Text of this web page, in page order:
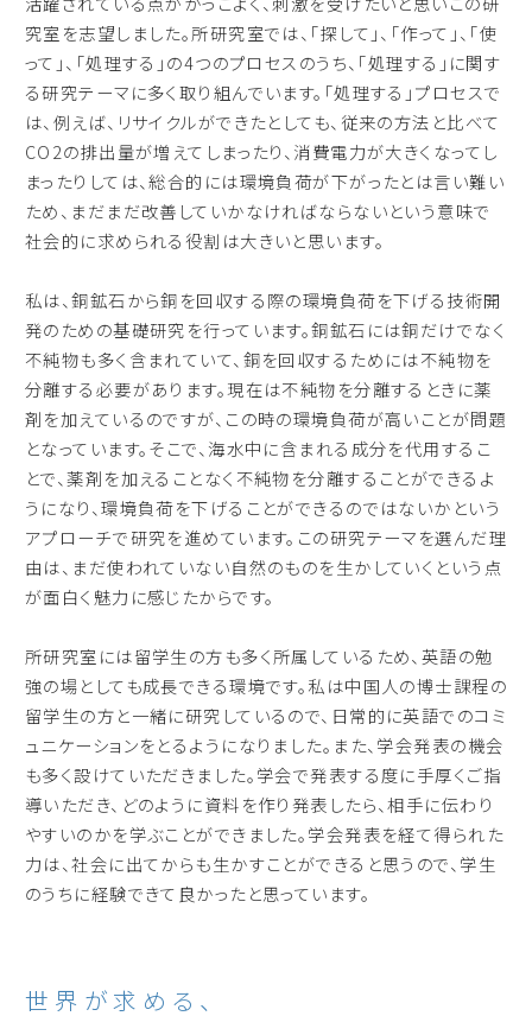
究室を志望しました。所研究室では、「探して」、「作って」、「使
って」、「処理する」の4つのプロセスのうち、「処理する」に関す
る研究テーマに多く取り組んでいます。「処理する」プロセスで
は、例えば、リサイクルができたとしても、従来の方法と比べて
CO2の排出量が増えてしまったり、消費電力が大きくなってし
まったりしては、総合的には環境負荷が下がったとは言い難い
ため、まだまだ改善していかなければならないという意味で
社会的に求められる役割は大きいと思います。
私は、銅鉱石から銅を回収する際の環境負荷を下げる技術開
発のための基礎研究を行っています。銅鉱石には銅だけでなく
不純物も多く含まれていて、銅を回収するためには不純物を
分離する必要があります。現在は不純物を分離するときに薬
剤を加えているのですが、この時の環境負荷が高いことが問題
となっています。そこで、海水中に含まれる成分を代用するこ
とで、薬剤を加えることなく不純物を分離することができるよ
うになり、環境負荷を下げることができるのではないかという
アプローチで研究を進めています。この研究テーマを選んだ理
由は、まだ使われていない自然のものを生かしていくという点
が面白く魅力に感じたからです。
所研究室には留学生の方も多く所属しているため、英語の勉
強の場としても成長できる環境です。私は中国人の博士課程の
留学生の方と一緒に研究しているので、日常的に英語でのコミ
ュニケーションをとるようになりました。また、学会発表の機会
も多く設けていただきました。学会で発表する度に手厚くご指
導いただき、どのように資料を作り発表したら、相手に伝わり
やすいのかを学ぶことができました。学会発表を経て得られた
力は、社会に出てからも生かすことができると思うので、学生
のうちに経験できて良かったと思っています。
世界が求める、